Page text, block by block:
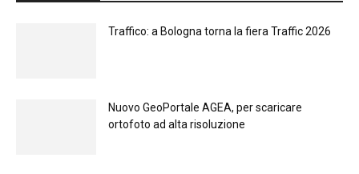
Traffico: a Bologna torna la fiera Traffic 2026
Nuovo GeoPortale AGEA, per scaricare
ortofoto ad alta risoluzione